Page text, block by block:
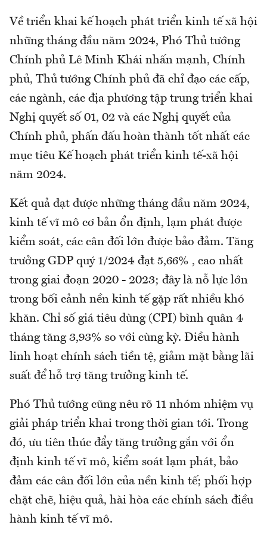
Về triển khai kế hoạch phát triển kinh tế xã hội
những tháng đầu năm 2024, Phó Thủ tướng
Chính phủ Lê Minh Khái nhấn mạnh, Chính
phủ, Thủ tướng Chính phủ đã chỉ đạo các cấp,
các ngành, các địa phương tập trung triển khai
Nghị quyết số 01, 02 và các Nghị quyết của
Chính phủ, phấn đấu hoàn thành tốt nhất các
mục tiêu Kế hoạch phát triển kinh tế-xã hội
năm 2024.
Kết quả đạt được những tháng đầu năm 2024,
kinh tế vĩ mô cơ bản ổn định, lạm phát được
kiểm soát, các cân đối lớn được bảo đảm. Tăng
trưởng GDP quý 1/2024 đạt 5,66% , cao nhất
trong giai đoạn 2020 - 2023; đây là nỗ lực lớn
trong bối cảnh nền kinh tế gặp rất nhiều khó
khăn. Chỉ số giá tiêu dùng (CPI) bình quân 4
tháng tăng 3,93% so với cùng kỳ. Điều hành
linh hoạt chính sách tiền tệ, giảm mặt bằng lãi
suất để hỗ trợ tăng trưởng kinh tế.
Phó Thủ tướng cũng nêu rõ 11 nhóm nhiệm vụ
giải pháp triển khai trong thời gian tới. Trong
đó, ưu tiên thúc đẩy tăng trưởng gắn với ổn
định kinh tế vĩ mô, kiểm soát lạm phát, bảo
đảm các cân đối lớn của nền kinh tế; phối hợp
chặt chẽ, hiệu quả, hài hòa các chính sách điều
hành kinh tế vĩ mô.